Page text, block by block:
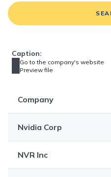
Caption:
Go to the company's website
Preview file
Company
Nvidia Corp
NVR Inc